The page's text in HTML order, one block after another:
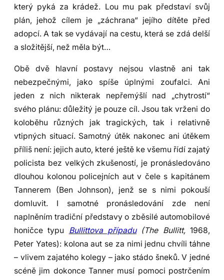
který pyká za krádež. Lou mu pak představí svůj
plán, jehož cílem je „záchrana“ jejího dítěte před
adopcí. A tak se vydávají na cestu, která se zdá delší
a složitější, než měla být…
Obě dvě hlavní postavy nejsou vlastně ani tak
nebezpečnými, jako spíše úplnými zoufalci. Ani
jeden z nich nikterak nepřemýšlí nad „chytrostí“
svého plánu: důležitý je pouze cíl. Jsou tak vrženi do
koloběhu různých jak tragických, tak i relativně
vtipných situací. Samotný útěk nakonec ani útěkem
příliš není: jejich auto, které ještě ke všemu řídí zajatý
policista bez velkých zkušeností, je pronásledováno
dlouhou kolonou policejních aut v čele s kapitánem
Tannerem (Ben Johnson), jenž se s nimi pokouší
domluvit. I samotné pronásledování zde není
naplněním tradiční představy o zběsilé automobilové
honičce typu Bullittova případu(The Bullitt,1968,
Peter Yates): kolona aut se za nimi jednu chvíli táhne
– vlivem zajatého kolegy – jako stádo šneků. V jedné
scéně jim dokonce Tanner musí pomoci postrčením